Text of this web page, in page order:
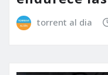
torrent al dia